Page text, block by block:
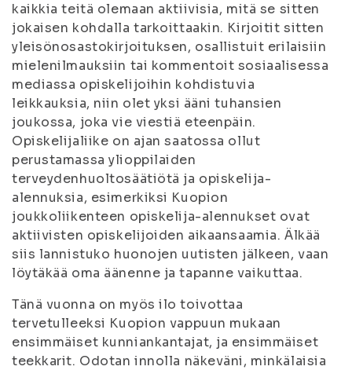
kaikkia teitä olemaan aktiivisia, mitä se sitten
jokaisen kohdalla tarkoittaakin. Kirjoitit sitten
yleisönosastokirjoituksen, osallistuit erilaisiin
mielenilmauksiin tai kommentoit sosiaalisessa
mediassa opiskelijoihin kohdistuvia
leikkauksia, niin olet yksi ääni tuhansien
joukossa, joka vie viestiä eteenpäin.
Opiskelijaliike on ajan saatossa ollut
perustamassa ylioppilaiden
terveydenhuoltosäätiötä ja opiskelija-
alennuksia, esimerkiksi Kuopion
joukkoliikenteen opiskelija-alennukset ovat
aktiivisten opiskelijoiden aikaansaamia. Älkää
siis lannistuko huonojen uutisten jälkeen, vaan
löytäkää oma äänenne ja tapanne vaikuttaa.
Tänä vuonna on myös ilo toivottaa
tervetulleeksi Kuopion vappuun mukaan
ensimmäiset kunniankantajat, ja ensimmäiset
teekkarit. Odotan innolla näkeväni, minkälaisia